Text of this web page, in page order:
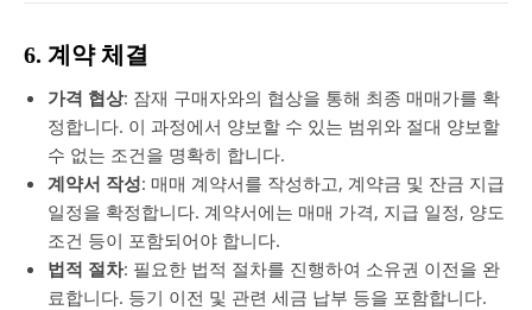
6. 계약 체결
가격 협상: 잠재 구매자와의 협상을 통해 최종 매매가를 확
정합니다. 이 과정에서 양보할 수 있는 범위와 절대 양보할
수 없는 조건을 명확히 합니다.
계약서 작성: 매매 계약서를 작성하고, 계약금 및 잔금 지급
일정을 확정합니다. 계약서에는 매매 가격, 지급 일정, 양도
조건 등이 포함되어야 합니다.
법적 절차: 필요한 법적 절차를 진행하여 소유권 이전을 완
료합니다. 등기 이전 및 관련 세금 납부 등을 포함합니다.